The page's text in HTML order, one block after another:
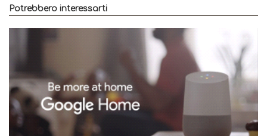
Potrebbero interessarti